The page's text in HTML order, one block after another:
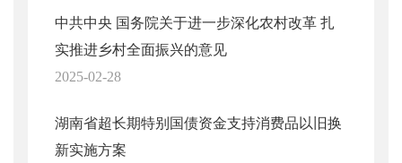
中共中央 国务院关于进一步深化农村改革 扎
实推进乡村全面振兴的意见
2025-02-28
湖南省超长期特别国债资金支持消费品以旧换
新实施方案